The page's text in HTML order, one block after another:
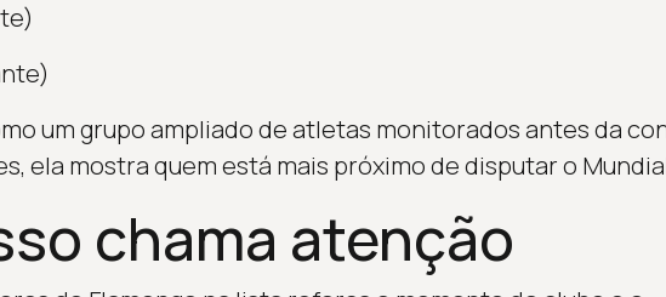
um grupo ampliado de atletas monitorados antes da
ela mostra quem está mais próximo de disputar o
chama atenção